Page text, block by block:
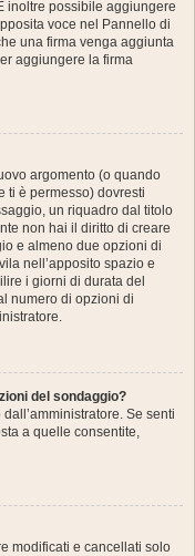
inoltre possibile aggiungere
voce nel Pannello di
una firma venga aggiunta
aggiungere la firma
argomento (o quando
ti è permesso) dovresti
un riquadro dal titolo
non hai il diritto di creare
e almeno due opzioni di
nell’apposito spazio e
i giorni di durata del
numero di opzioni di
del sondaggio?
Se senti
a quelle consentite,
modificati e cancellati solo